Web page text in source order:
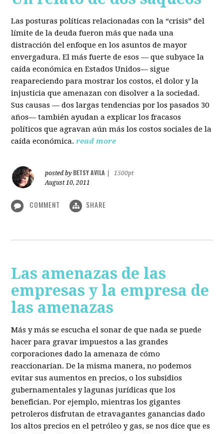
Las posturas políticas relacionadas con la “crisis” del
límite de la deuda fueron más que nada una
distracción del enfoque en los asuntos de mayor
envergadura. El más fuerte de esos — que subyace la
caída económica en Estados Unidos— sigue
reapareciendo para mostrar los costos, el dolor y la
injusticia que amenazan con disolver a la sociedad.
Sus causas — dos largas tendencias por los pasados 30
años— también ayudan a explicar los fracasos
políticos que agravan aún más los costos sociales de la
caída económica. read more
posted by BETSY AVILA
1500pt
August 10, 2011
COMMENT SHARE
Las amenazas de las
empresas y la empresa de
las amenazas
Más y más se escucha el sonar de que nada se puede
hacer para gravar impuestos a las grandes
corporaciones dado la amenaza de cómo
reaccionarían. De la misma manera, no podemos
evitar sus aumentos en precios, o los subsidios
gubernamentales y lagunas jurídicas que los
benefician. Por ejemplo, mientras los gigantes
petroleros disfrutan de etravagantes ganancias dado
los altos precios en el petróleo y gas, se nos dice que es